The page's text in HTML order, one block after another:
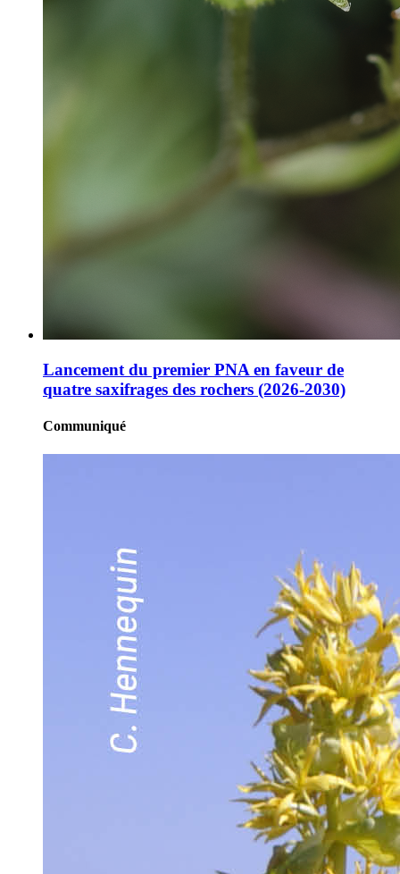
Lancement du premier PNA en faveur de
quatre saxifrages des rochers (2026-2030)
Communiqué